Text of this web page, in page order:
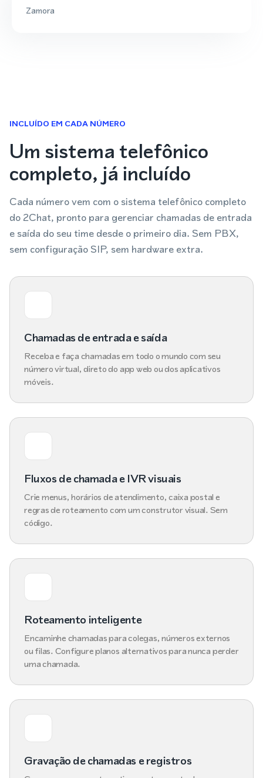
Zamora
INCLUÍDO EM CADA NÚMERO
Um sistema telefônico
completo, já incluído
Cada número vem com o sistema telefônico completo
do 2Chat, pronto para gerenciar chamadas de entrada
e saída do seu time desde o primeiro dia. Sem PBX,
sem configuração SIP, sem hardware extra.
Chamadas de entrada e saída
Receba e faça chamadas em todo o mundo com seu
número virtual, direto do app web ou dos aplicativos
móveis.
Fluxos de chamada e IVR visuais
Crie menus, horários de atendimento, caixa postal e
regras de roteamento com um construtor visual. Sem
código.
Roteamento inteligente
Encaminhe chamadas para colegas, números externos
ou filas. Configure planos alternativos para nunca perder
uma chamada.
Gravação de chamadas e registros